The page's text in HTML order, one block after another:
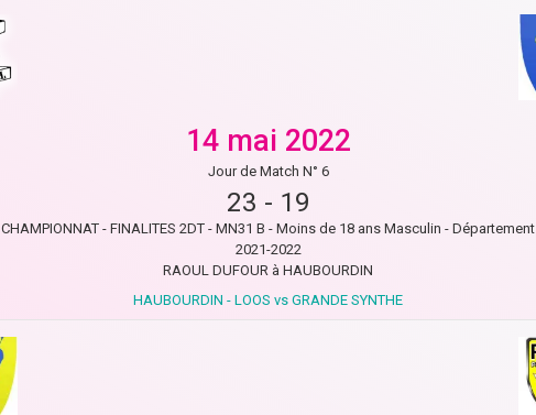
14 mai 2022
Jour de Match N° 6
23 - 19
CHAMPIONNAT - FINALITES 2DT - MN31 B - Moins de 18 ans Masculin - Département
2021-2022
RAOUL DUFOUR à HAUBOURDIN
HAUBOURDIN - LOOS vs GRANDE SYNTHE